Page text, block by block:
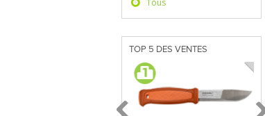
TOP 5 DES VENTES